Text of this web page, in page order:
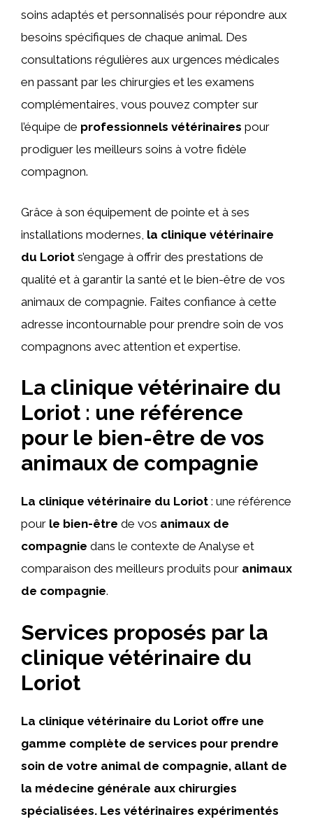
soins adaptés et personnalisés pour répondre aux
besoins spécifiques de chaque animal. Des
consultations régulières aux urgences médicales
en passant par les chirurgies et les examens
complémentaires, vous pouvez compter sur
l’équipe de professionnels vétérinaires pour
prodiguer les meilleurs soins à votre fidèle
compagnon.
Grâce à son équipement de pointe et à ses
installations modernes, la clinique vétérinaire
du Loriot s’engage à offrir des prestations de
qualité et à garantir la santé et le bien-être de vos
animaux de compagnie. Faites confiance à cette
adresse incontournable pour prendre soin de vos
compagnons avec attention et expertise.
La clinique vétérinaire du
Loriot : une référence
pour le bien-être de vos
animaux de compagnie
La clinique vétérinaire du Loriot : une référence
pour le bien-être de vos animaux de
compagnie dans le contexte de Analyse et
comparaison des meilleurs produits pour animaux
de compagnie.
Services proposés par la
clinique vétérinaire du
Loriot
La clinique vétérinaire du Loriot offre une
gamme complète de services pour prendre
soin de votre animal de compagnie, allant de
la médecine générale aux chirurgies
spécialisées. Les vétérinaires expérimentés